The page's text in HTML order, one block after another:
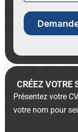
CRÉEZ VOTRE
Présentez votre
votre nom pour